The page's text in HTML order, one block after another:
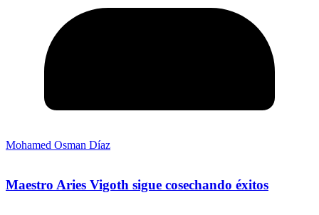
Mohamed Osman Díaz
Maestro Aries Vigoth sigue cosechando éxitos